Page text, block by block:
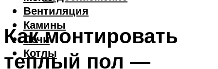
Вентиляция
Камины
Печи
Котлы
Как монтировать
теплый пол —